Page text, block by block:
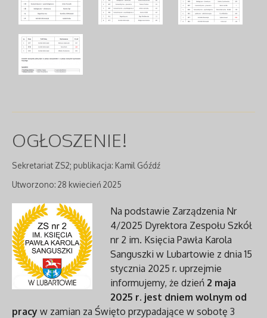
OGŁOSZENIE!
Sekretariat ZS2; publikacja: Kamil Góźdź
Utworzono: 28 kwiecień 2025
Na podstawie Zarządzenia Nr
4/2025 Dyrektora Zespołu Szkół
nr 2 im. Księcia Pawła Karola
Sanguszki w Lubartowie z dnia 15
stycznia 2025 r. uprzejmie
informujemy, że dzień 2 maja
2025 r. jest dniem wolnym od
pracy w zamian za Święto przypadające w sobotę 3